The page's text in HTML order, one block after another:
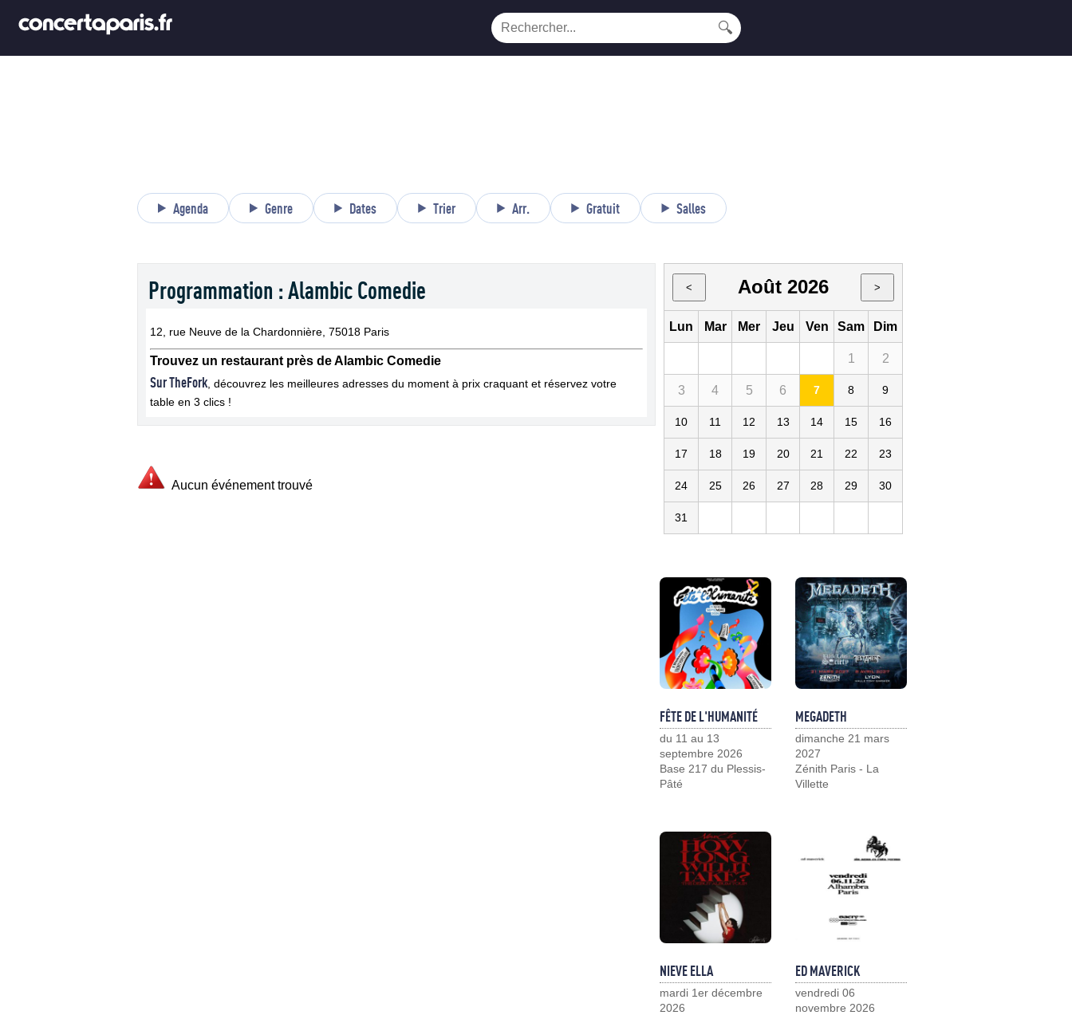
🔍
Agenda Genre Dates Trier Arr. Gratuit Salles
Programmation : Alambic Comedie
12, rue Neuve de la Chardonnière, 75018 Paris
Trouvez un restaurant près de Alambic Comedie
Sur TheFork , découvrez les meilleures adresses du moment à prix craquant et réservez votre
table en 3 clics !
Aucun événement trouvé
< Août 2026 >
Lun Mar Mer Jeu Ven Sam Dim
1 2
3 4 5 6 7 8 9
10 11 12 13 14 15 16
17 18 19 20 21 22 23
24 25 26 27 28 29 30
31
FÊTE DE L'HUMANITÉ
du 11 au 13
septembre 2026
Base 217 du Plessis-
Pâté
MEGADETH
dimanche 21 mars
2027
Zénith Paris - La
Villette
NIEVE ELLA
mardi 1er décembre
2026
ED MAVERICK
vendredi 06
novembre 2026